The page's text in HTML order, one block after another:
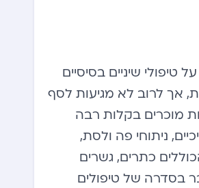
שיניים בסיסיים
אך לרוב לא מגיעות לסף
מוכרים בקלות רבה
ניתוחי פה ולסת,
כתרים, גשרים
בסדרה של טיפולים